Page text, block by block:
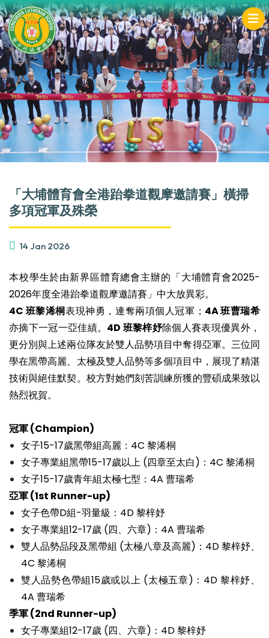
「大埔體育會全港跆拳道觀摩邀請賽」橫掃
多項冠軍及殊榮
14 Jan 2026
本校學生於由新界區體育總會主辦的「大埔體育會2025-
2026年度全港跆拳道觀摩邀請賽」中大放異彩。
4C 班黎浠桐表現神勇，連奪兩項個人冠軍； 4A 班曹瑞希
亦摘下一冠一亞佳績。 4D 班黎梓妤除個人賽表現優異外，
更分別與上述兩位隊友於雙人品勢項目中奪得亞軍。三位同
學在黑帶高麗、太極及雙人品勢等多個項目中，展現了精湛
技術與絕佳默契。校方對她們刻苦訓練所獲的豐碩成果致以
熱烈祝賀。
冠軍 (Champion)
女子15-17歲黑帶組高麗：4C 黎浠桐
女子專業組黑帶15-17歲以上 (四章至太白)：4C 黎浠桐
女子15-17歲青年組太極七型：4A 曹瑞希
亞軍 (1st Runner-up)
女子色帶D組-羽量級：4D 黎梓妤
女子專業組12-17歲 (四、六章)：4A 曹瑞希
雙人品勢品段及黑帶組 (太極八章及高麗)：4D 黎梓妤、
4C 黎浠桐
雙人品勢色帶組15歲或以上 (太極五章)：4D 黎梓妤、
4A 曹瑞希
季軍 (2nd Runner-up)
女子專業組12-17歲 (四、六章)：4D 黎梓妤